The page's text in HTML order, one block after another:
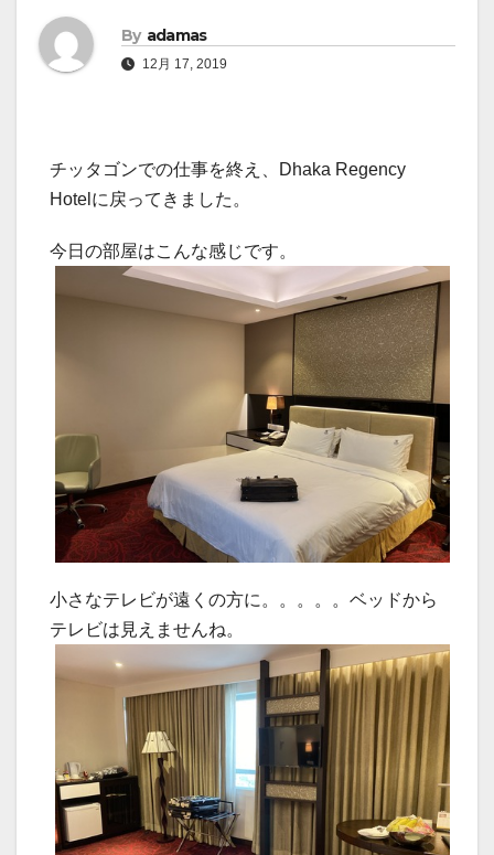
By adamas
12月 17, 2019
チッタゴンでの仕事を終え、Dhaka Regency
Hotelに戻ってきました。
今日の部屋はこんな感じです。
小さなテレビが遠くの方に。。。。。ベッドから
テレビは見えませんね。